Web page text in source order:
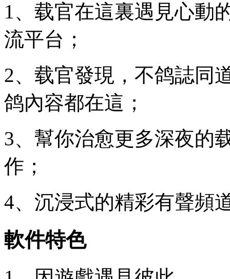
1、载官在這裏遇見心動
流平台；
2、载官發現，不鸽誌同
鸽內容都在這；
3、幫你治愈更多深夜的
作；
4、沉浸式的精彩有聲頻
軟件特色